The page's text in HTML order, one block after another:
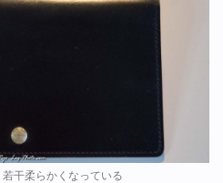
干柔らかくなっている